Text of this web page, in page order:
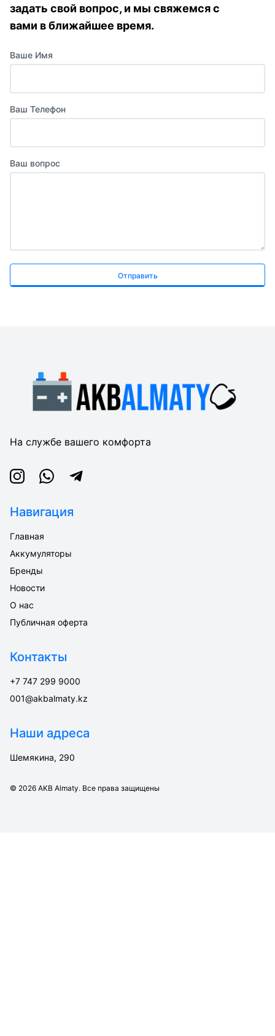
задать свой вопрос, и мы свяжемся с
вами в ближайшее время.
Ваше Имя
Ваш Телефон
Ваш вопрос
Отправить
На службе вашего комфорта
InstagramWhatsappTelegram
Навигация
Главная
Аккумуляторы
Бренды
Новости
О нас
Публичная оферта
Контакты
+7 747 299 9000
001@akbalmaty.kz
Наши адреса
Шемякина, 290
© 2026 AKB Almaty. Все права защищены